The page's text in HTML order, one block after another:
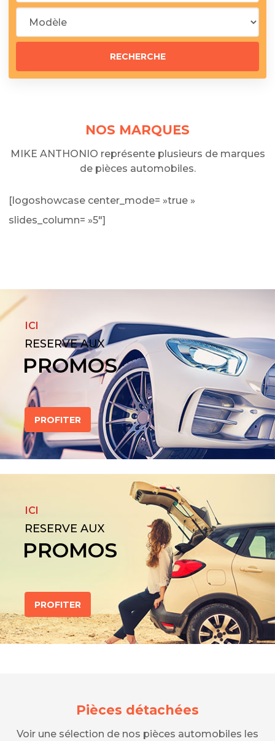
NOS MARQUES
MIKE ANTHONIO représente plusieurs de marques
de pièces automobiles.
[logoshowcase center_mode= »true »
slides_column= »5″]
ICI
RESERVE AUX
PROMOS
PROFITER
ICI
RESERVE AUX
PROMOS
PROFITER
Pièces détachées
Voir une sélection de nos pièces automobiles les